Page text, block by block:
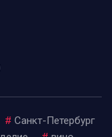
# Санкт-Петербург